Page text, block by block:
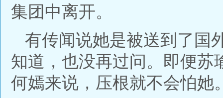
集团中离开。
有传闻说她是被送到了国
知道，也没再过问。即便苏
何嫣来说，压根就不会怕她